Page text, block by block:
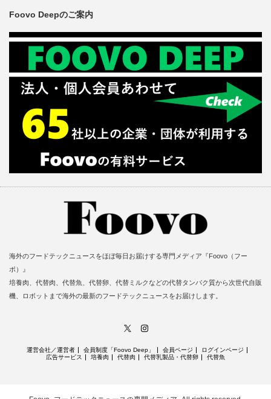
Foovo Deepのご案内
海外のフードテックニュースをほぼ毎日お届けする専門メディア『Foovo（フー
ボ）』
培養肉、代替肉、代替魚、代替卵、代替ミルクなどの代替タンパク質から次世代自販
機、ロボットまで海外の最新のフードテックニュースをお届けします。
運営会社／運営者 会員制度「Foovo Deep」 会員ページ
ログインページ
広告サービス
培養肉 代替肉 代替乳製品・代替卵 代替魚